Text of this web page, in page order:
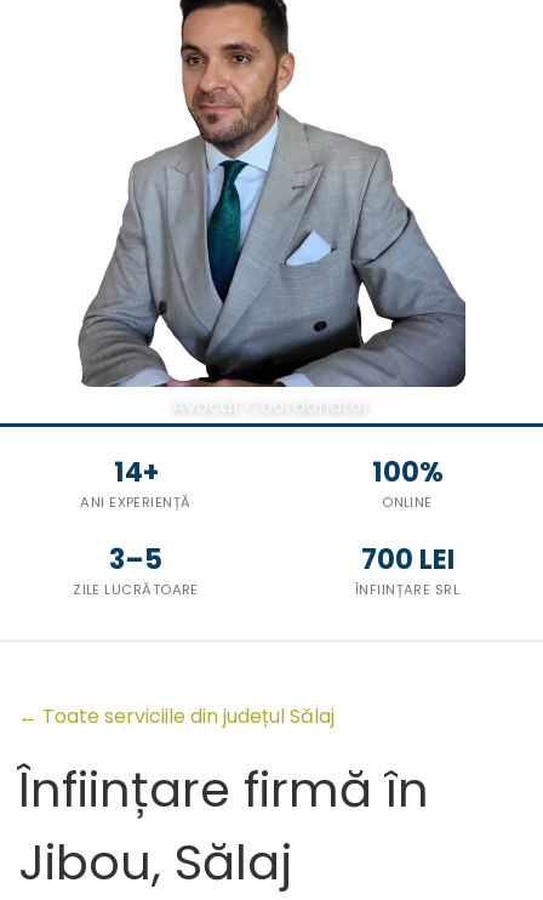
Avocat Coordonator
14+
ANI EXPERIENȚĂ
100%
ONLINE
3–5
ZILE LUCRĂTOARE
700 LEI
ÎNFIINȚARE SRL
← Toate serviciile din județul Sălaj
Înființare firmă în
Jibou, Sălaj